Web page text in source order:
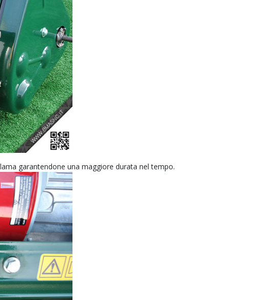
garantendone una maggiore durata nel tempo.